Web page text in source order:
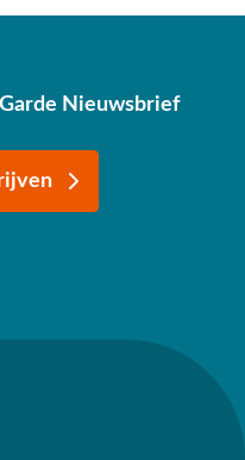
Nieuwsbrief